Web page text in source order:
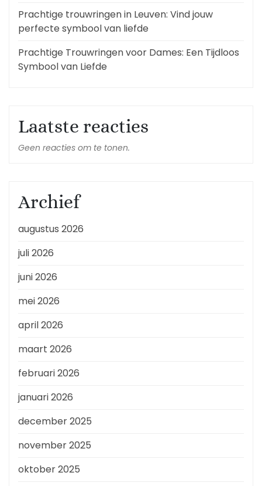
Prachtige trouwringen in Leuven: Vind jouw
perfecte symbool van liefde
Prachtige Trouwringen voor Dames: Een Tijdloos
Symbool van Liefde
Laatste reacties
Geen reacties om te tonen.
Archief
augustus 2026
juli 2026
juni 2026
mei 2026
april 2026
maart 2026
februari 2026
januari 2026
december 2025
november 2025
oktober 2025